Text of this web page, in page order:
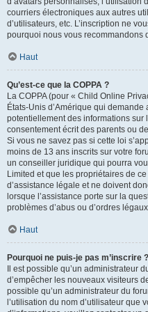
courriers électroniques aux autres
d’utilisateurs, etc. L’inscription ne
pourquoi nous vous recommandons
Haut
Qu’est-ce que la COPPA ?
La COPPA (pour « Child Online
États-Unis d’Amérique qui
potentiellement des informations sur
consentement écrit des parents ou
Si vous ne savez pas si cette loi
moins de 13 ans inscrits sur votre
un conseiller juridique qui pourra
Limited et que les propriétaires de
d’assistance légale et ne doivent
lorsque l’assistance porte sur la
problèmes d’abus ou d’ordres
Haut
Pourquoi ne puis-je pas m’inscrire ?
Il est possible qu’un administrateur
d’empêcher les nouveaux visiteurs
possible qu’un administrateur du
l’utilisation du nom d’utilisateur que